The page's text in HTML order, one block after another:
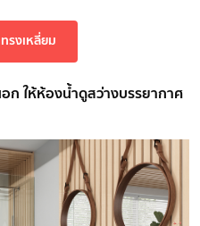
รงเหลี่ยม
ก ให้ห้องน้ำดูสว่างบรรยากาศ